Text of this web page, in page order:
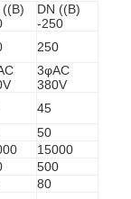
((B)
DN ((B)
-250
250
3φAC
380V
45
50
15000
500
80